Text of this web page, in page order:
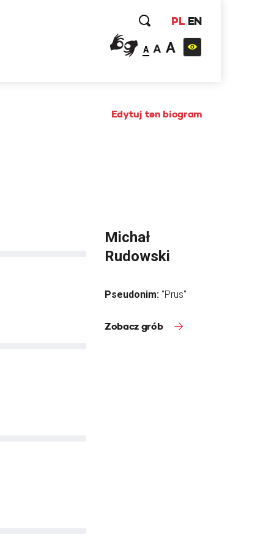
PL EN
A A A
Edytuj ten biogram
Michał
Rudowski
Pseudonim: "Prus"
Zobacz grób